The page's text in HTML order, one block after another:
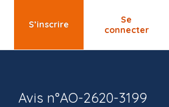
S’inscrire
Se
connecter
Avis n°AO-2620-3199